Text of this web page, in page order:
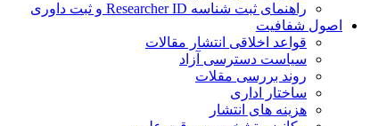
راهنمای ثبت شناسه Researcher ID و ثبت داوری
اصول شفافیت
قواعد اخلاقی انتشار مقالات
سیاست دسترسی آزاد
روند بررسی مقلات
ساختار اداری
هزینه های انتشار